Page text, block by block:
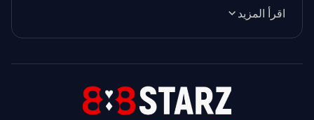
اقرأ المزيد